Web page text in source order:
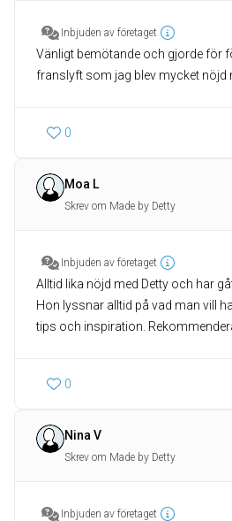
Inbjuden av företaget
Vänligt bemötande och gjorde för
franslyft som jag blev mycket nöjd
0
Moa L
Skrev om Made by Detty
Inbjuden av företaget
Alltid lika nöjd med Detty och har
Hon lyssnar alltid på vad man vill
tips och inspiration.
0
Nina V
Skrev om Made by Detty
Inbjuden av företaget